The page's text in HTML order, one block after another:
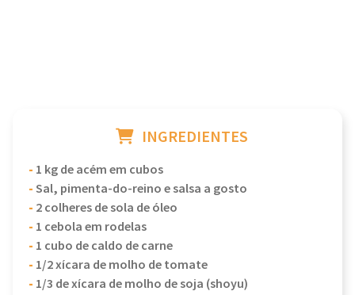
INGREDIENTES
- 1 kg de acém em cubos
-Sal, pimenta-do-reino e salsa a gosto
- 2 colheres de sola de óleo
- 1 cebola em rodelas
- 1 cubo de caldo de carne
- 1/2 xícara de molho de tomate
- 1/3 de xícara de molho de soja (shoyu)